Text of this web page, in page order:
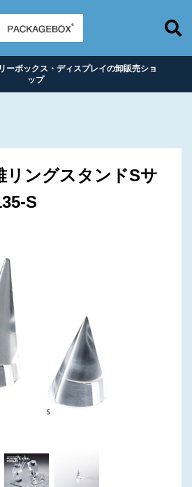
ーボックス・ディスプレイの卸販売ショ
ップ
リングスタンドSサ
S